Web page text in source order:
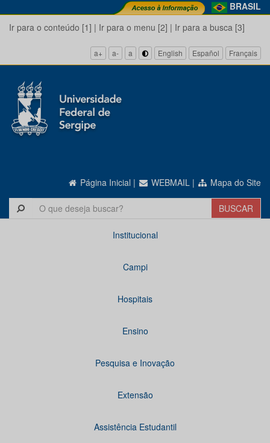
BRASIL
Ir para o conteúdo [1] | Ir para o menu [2] | Ir para a busca [3]
a+ a- a English Español Français
Página Inicial | WEBMAIL | Mapa do Site
Institucional
Campi
Hospitais
Ensino
Pesquisa e Inovação
Extensão
Assistência Estudantil